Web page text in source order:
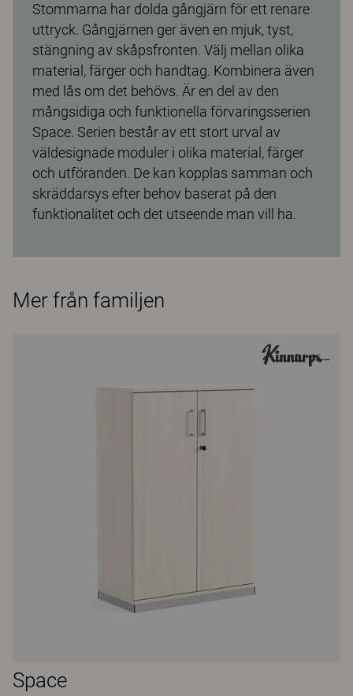
Stommarna har dolda gångjärn för ett renare
uttryck. Gångjärnen ger även en mjuk, tyst,
stängning av skåpsfronten. Välj mellan olika
material, färger och handtag. Kombinera även
med lås om det behövs. Är en del av den
mångsidiga och funktionella förvaringsserien
Space. Serien består av ett stort urval av
väldesignade moduler i olika material, färger
och utföranden. De kan kopplas samman och
skräddarsys efter behov baserat på den
funktionalitet och det utseende man vill ha.
Mer från familjen
Space